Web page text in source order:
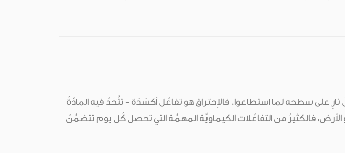
نارٍ على سطحه لما استطاعوا. فالاِحتراق هو تفاعُل أكسَدَة - تتَّحدُ فيه المادّةُ
فالكثيرُ من التفاعُلات الكيماويَّة المهمَّة التي تحصل كُل يوم تتضمَّنُ